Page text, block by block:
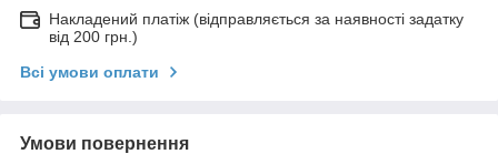
Накладений платіж (відправляється за наявності задатку
від 200 грн.)
Всі умови оплати
Умови повернення